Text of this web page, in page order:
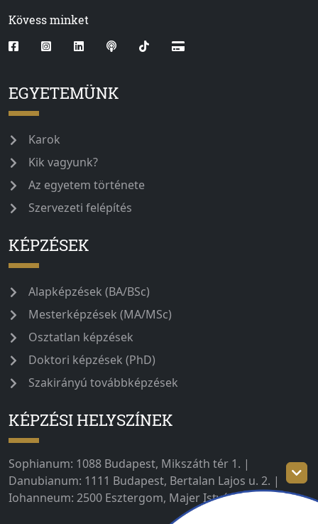
Kövess minket
EGYETEMÜNK
Karok
Kik vagyunk?
Az egyetem története
Szervezeti felépítés
KÉPZÉSEK
Alapképzések (BA/BSc)
Mesterképzések (MA/MSc)
Osztatlan képzések
Doktori képzések (PhD)
Szakirányú továbbképzések
KÉPZÉSI HELYSZÍNEK
Sophianum: 1088 Budapest, Mikszáth tér 1. |
Danubianum: 1111 Budapest, Bertalan Lajos u. 2. |
Iohanneum: 2500 Esztergom, Majer István út 1–3.